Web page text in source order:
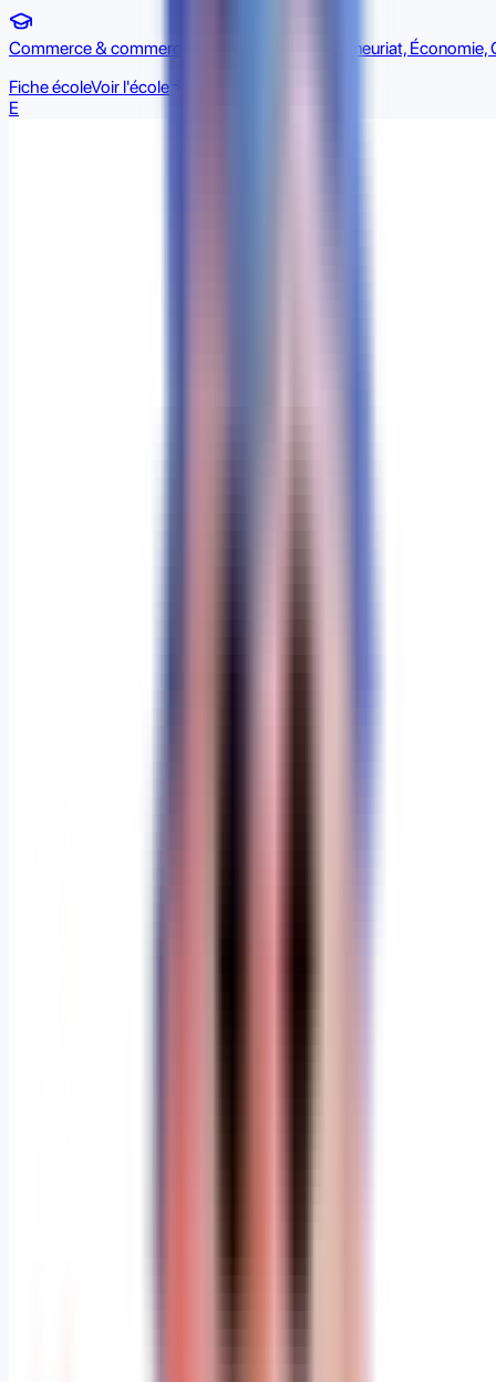
Commerce & commerce international, Entrepreneuriat,
Fiche écoleVoir l'école
E